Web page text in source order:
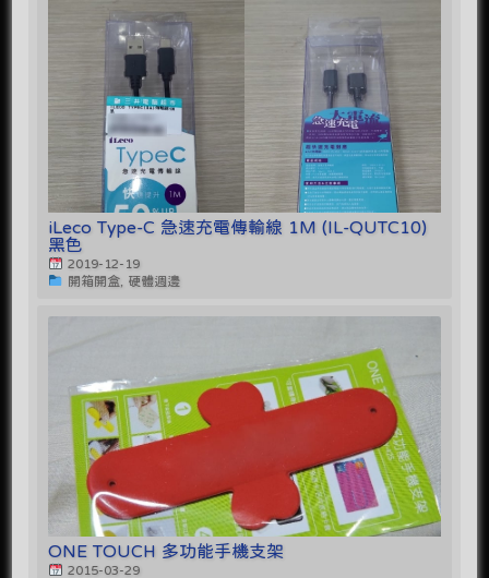
iLeco Type-C 急速充電傳輸線 1M (IL-QUTC10)
黑色
2019-12-19
開箱開盒, 硬體週邊
ONE TOUCH 多功能手機支架
2015-03-29